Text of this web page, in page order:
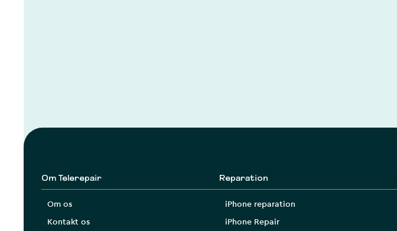
Om Telerepair
Om os
Kontakt os
Reparation
iPhone reparation
iPhone Repair